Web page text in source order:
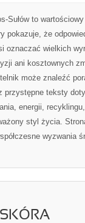
Sułów to
pokazuje, że
oznaczać wielkich
ani kosztownych
może znaleźć
przystępne teksty
energii,
styl życia.
wyzwania